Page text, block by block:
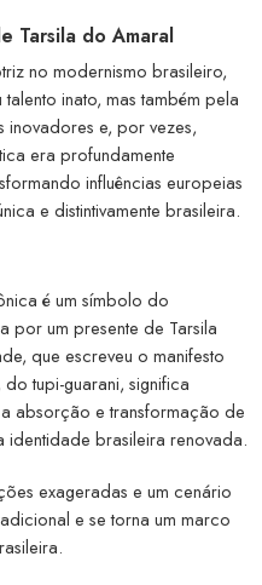
Tarsila do Amaral
no modernismo brasileiro,
inato, mas também pela
inovadores e, por vezes,
era profundamente
influências europeias
e distintivamente brasileira.
é um símbolo do
por um presente de Tarsila
que escreveu o manifesto
tupi-guarani, significa
absorção e transformação de
identidade brasileira renovada.
exageradas e um cenário
e se torna um marco